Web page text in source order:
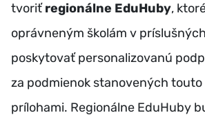
tvoriťregionálne EduHuby,
oprávneným školám v
poskytovať personalizovanú
za podmienok stanovených touto
prílohami. Regionálne EduHuby